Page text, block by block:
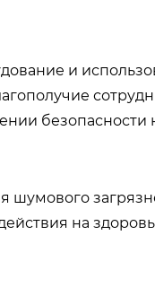
и
безопасности
шумового
на